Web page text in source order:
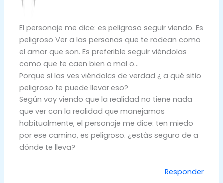
El personaje me dice: es peligroso seguir viendo. Es
peligroso Ver a las personas que te rodean como
el amor que son. Es preferible seguir viéndolas
como que te caen bien o mal o…
Porque si las ves viéndolas de verdad ¿ a qué sitio
peligroso te puede llevar eso?
Según voy viendo que la realidad no tiene nada
que ver con la realidad que manejamos
habitualmente, el personaje me dice: ten miedo
por ese camino, es peligroso. ¿estàs seguro de a
dónde te lleva?
Responder